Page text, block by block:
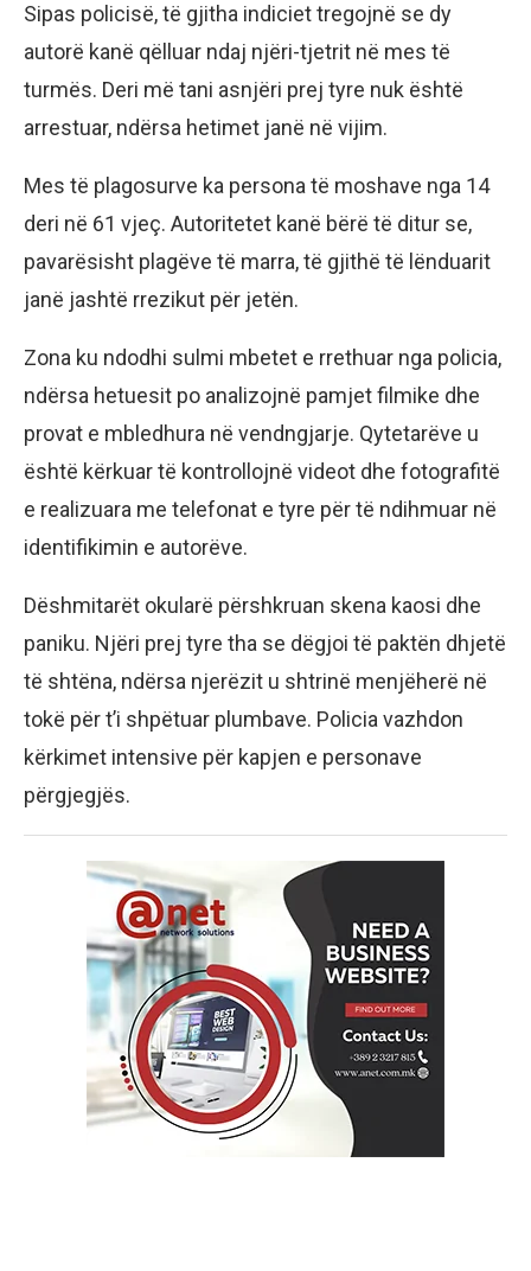
Sipas policisë, të gjitha indiciet tregojnë se dy
autorë kanë qëlluar ndaj njëri-tjetrit në mes të
turmës. Deri më tani asnjëri prej tyre nuk është
arrestuar, ndërsa hetimet janë në vijim.
Mes të plagosurve ka persona të moshave nga 14
deri në 61 vjeç. Autoritetet kanë bërë të ditur se,
pavarësisht plagëve të marra, të gjithë të lënduarit
janë jashtë rrezikut për jetën.
Zona ku ndodhi sulmi mbetet e rrethuar nga policia,
ndërsa hetuesit po analizojnë pamjet filmike dhe
provat e mbledhura në vendngjarje. Qytetarëve u
është kërkuar të kontrollojnë videot dhe fotografitë
e realizuara me telefonat e tyre për të ndihmuar në
identifikimin e autorëve.
Dëshmitarët okularë përshkruan skena kaosi dhe
paniku. Njëri prej tyre tha se dëgjoi të paktën dhjetë
të shtëna, ndërsa njerëzit u shtrinë menjëherë në
tokë për t’i shpëtuar plumbave. Policia vazhdon
kërkimet intensive për kapjen e personave
përgjegjës.